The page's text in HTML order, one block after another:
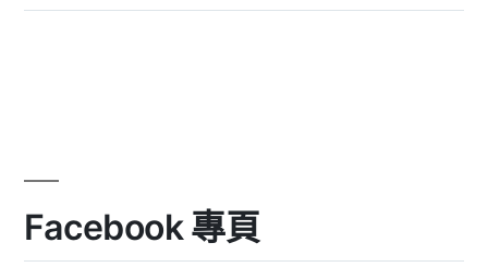
Facebook 專頁